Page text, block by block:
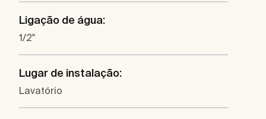
Ligação de água:
1/2"
Lugar de instalação:
Lavatório